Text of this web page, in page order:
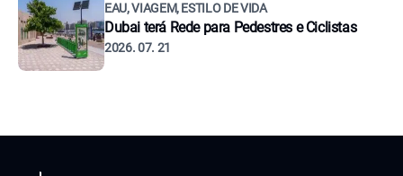
EAU, VIAGEM, ESTILO DE VIDA
Dubai terá Rede para Pedestres e Ciclistas
2026. 07. 21